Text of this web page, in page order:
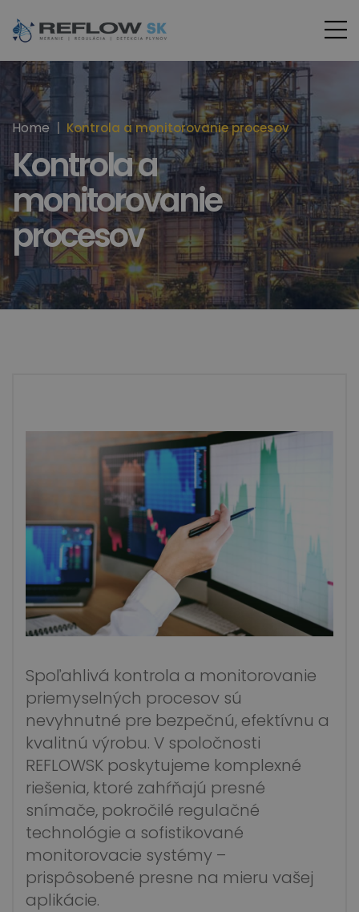
Home Kontrola a monitorovanie procesov
Kontrola a
monitorovanie
procesov
Spoľahlivá kontrola a monitorovanie
priemyselných procesov sú
nevyhnutné pre bezpečnú, efektívnu a
kvalitnú výrobu. V spoločnosti
REFLOWSK poskytujeme komplexné
riešenia, ktoré zahŕňajú presné
snímače, pokročilé regulačné
technológie a sofistikované
monitorovacie systémy –
prispôsobené presne na mieru vašej
aplikácie.